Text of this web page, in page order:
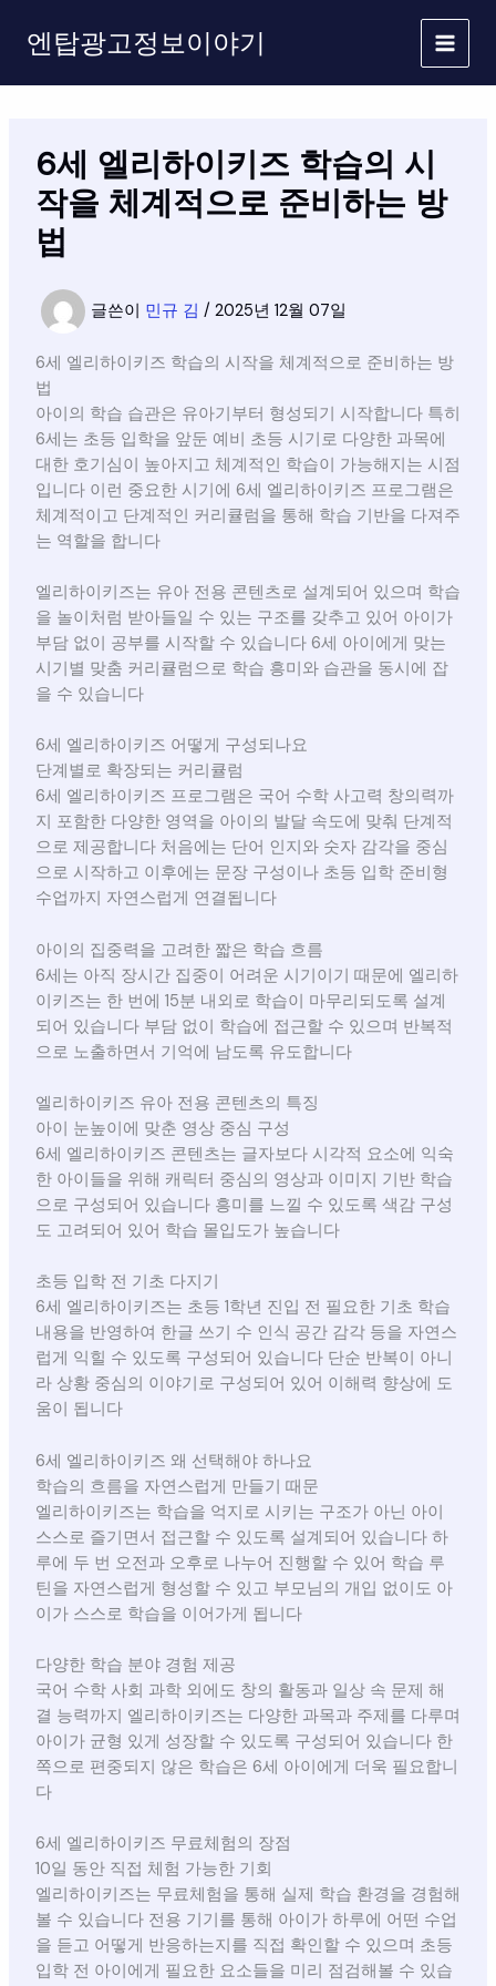
로
엔탑광고정보이야기
6세 엘리하이키즈 학습의 시
작을 체계적으로 준비하는 방
법
글쓴이 민규 김 / 2025년 12월 07일
6세 엘리하이키즈 학습의 시작을 체계적으로 준비하는 방
법
아이의 학습 습관은 유아기부터 형성되기 시작합니다 특히
6세는 초등 입학을 앞둔 예비 초등 시기로 다양한 과목에
대한 호기심이 높아지고 체계적인 학습이 가능해지는 시점
입니다 이런 중요한 시기에 6세 엘리하이키즈 프로그램은
체계적이고 단계적인 커리큘럼을 통해 학습 기반을 다져주
는 역할을 합니다
엘리하이키즈는 유아 전용 콘텐츠로 설계되어 있으며 학습
을 놀이처럼 받아들일 수 있는 구조를 갖추고 있어 아이가
부담 없이 공부를 시작할 수 있습니다 6세 아이에게 맞는
시기별 맞춤 커리큘럼으로 학습 흥미와 습관을 동시에 잡
을 수 있습니다
6세 엘리하이키즈 어떻게 구성되나요
단계별로 확장되는 커리큘럼
6세 엘리하이키즈 프로그램은 국어 수학 사고력 창의력까
지 포함한 다양한 영역을 아이의 발달 속도에 맞춰 단계적
으로 제공합니다 처음에는 단어 인지와 숫자 감각을 중심
으로 시작하고 이후에는 문장 구성이나 초등 입학 준비형
수업까지 자연스럽게 연결됩니다
아이의 집중력을 고려한 짧은 학습 흐름
6세는 아직 장시간 집중이 어려운 시기이기 때문에 엘리하
이키즈는 한 번에 15분 내외로 학습이 마무리되도록 설계
되어 있습니다 부담 없이 학습에 접근할 수 있으며 반복적
으로 노출하면서 기억에 남도록 유도합니다
엘리하이키즈 유아 전용 콘텐츠의 특징
아이 눈높이에 맞춘 영상 중심 구성
6세 엘리하이키즈 콘텐츠는 글자보다 시각적 요소에 익숙
한 아이들을 위해 캐릭터 중심의 영상과 이미지 기반 학습
으로 구성되어 있습니다 흥미를 느낄 수 있도록 색감 구성
도 고려되어 있어 학습 몰입도가 높습니다
초등 입학 전 기초 다지기
6세 엘리하이키즈는 초등 1학년 진입 전 필요한 기초 학습
내용을 반영하여 한글 쓰기 수 인식 공간 감각 등을 자연스
럽게 익힐 수 있도록 구성되어 있습니다 단순 반복이 아니
라 상황 중심의 이야기로 구성되어 있어 이해력 향상에 도
움이 됩니다
6세 엘리하이키즈 왜 선택해야 하나요
학습의 흐름을 자연스럽게 만들기 때문
엘리하이키즈는 학습을 억지로 시키는 구조가 아닌 아이
스스로 즐기면서 접근할 수 있도록 설계되어 있습니다 하
루에 두 번 오전과 오후로 나누어 진행할 수 있어 학습 루
틴을 자연스럽게 형성할 수 있고 부모님의 개입 없이도 아
이가 스스로 학습을 이어가게 됩니다
다양한 학습 분야 경험 제공
국어 수학 사회 과학 외에도 창의 활동과 일상 속 문제 해
결 능력까지 엘리하이키즈는 다양한 과목과 주제를 다루며
아이가 균형 있게 성장할 수 있도록 구성되어 있습니다 한
쪽으로 편중되지 않은 학습은 6세 아이에게 더욱 필요합니
다
6세 엘리하이키즈 무료체험의 장점
10일 동안 직접 체험 가능한 기회
엘리하이키즈는 무료체험을 통해 실제 학습 환경을 경험해
볼 수 있습니다 전용 기기를 통해 아이가 하루에 어떤 수업
을 듣고 어떻게 반응하는지를 직접 확인할 수 있으며 초등
입학 전 아이에게 필요한 요소들을 미리 점검해볼 수 있습